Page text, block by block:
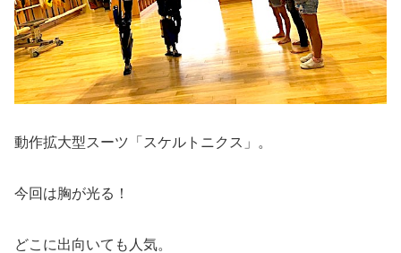
動作拡大型スーツ「スケルトニクス」。
今回は胸が光る！
どこに出向いても人気。